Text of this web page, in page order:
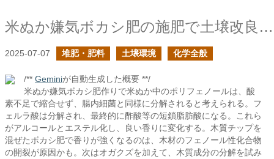
米ぬか嫌気ボカシ肥の施肥で土壌改良の効果はあるか？の続き
2025-07-07 堆肥・肥料 土壌環境 化学全般
/** Geminiが自動生成した概要 **/
米ぬか嫌気ボカシ肥作りで米ぬか中のポリフェノールは、酸
素不足で縮合せず、腸内細菌と同様に分解されると考えられる。フ
ェルラ酸は分解され、最終的に酢酸等の短鎖脂肪酸になる。これら
がアルコールとエステル化し、良い香りに変化する。木質チップを
混ぜたボカシ肥で香りが強くなるのは、木材のフェノール性化合物
の開裂が原因かも。次はオガクズを加えて、木質成分の分解を試み